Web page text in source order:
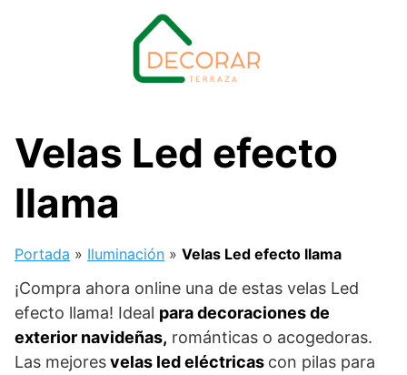
Velas Led efecto
llama
Portada » Iluminación » Velas Led efecto llama
¡Compra ahora online una de estas velas Led
efecto llama! Ideal para decoraciones de
exterior navideñas, románticas o acogedoras.
Las mejoresvelas led eléctricas con pilas para